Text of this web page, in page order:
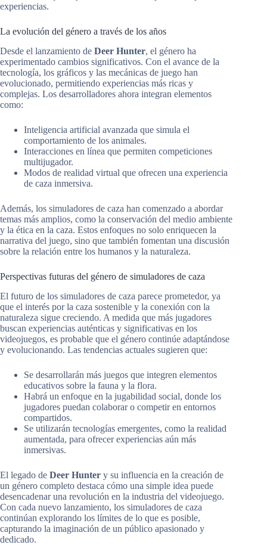
experiencias.
La evolución del género a través de los años
Desde el lanzamiento de Deer Hunter, el género ha
experimentado cambios significativos. Con el avance de la
tecnología, los gráficos y las mecánicas de juego han
evolucionado, permitiendo experiencias más ricas y
complejas. Los desarrolladores ahora integran elementos
como:
Inteligencia artificial avanzada que simula el
comportamiento de los animales.
Interacciones en línea que permiten competiciones
multijugador.
Modos de realidad virtual que ofrecen una experiencia
de caza inmersiva.
Además, los simuladores de caza han comenzado a abordar
temas más amplios, como la conservación del medio ambiente
y la ética en la caza. Estos enfoques no solo enriquecen la
narrativa del juego, sino que también fomentan una discusión
sobre la relación entre los humanos y la naturaleza.
Perspectivas futuras del género de simuladores de caza
El futuro de los simuladores de caza parece prometedor, ya
que el interés por la caza sostenible y la conexión con la
naturaleza sigue creciendo. A medida que más jugadores
buscan experiencias auténticas y significativas en los
videojuegos, es probable que el género continúe adaptándose
y evolucionando. Las tendencias actuales sugieren que:
Se desarrollarán más juegos que integren elementos
educativos sobre la fauna y la flora.
Habrá un enfoque en la jugabilidad social, donde los
jugadores puedan colaborar o competir en entornos
compartidos.
Se utilizarán tecnologías emergentes, como la realidad
aumentada, para ofrecer experiencias aún más
inmersivas.
El legado de Deer Hunter y su influencia en la creación de
un género completo destaca cómo una simple idea puede
desencadenar una revolución en la industria del videojuego.
Con cada nuevo lanzamiento, los simuladores de caza
continúan explorando los límites de lo que es posible,
capturando la imaginación de un público apasionado y
dedicado.